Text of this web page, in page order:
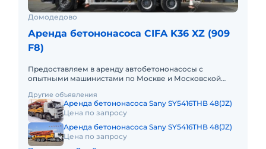
Домодедово
Аренда бетононасоса CIFA K36 XZ (909
F8)
Предоставляем в аренду автобетононасосы с
опытными машинистами по Москве и Московской
краткосрочный (почасовой, посменн
Другие объявления
Аренда бетононасоса Sany SY5416THB 48(JZ)
Цена по запросу
Аренда бетононасоса Sany SY5416THB 48(JZ)
Цена по запросу